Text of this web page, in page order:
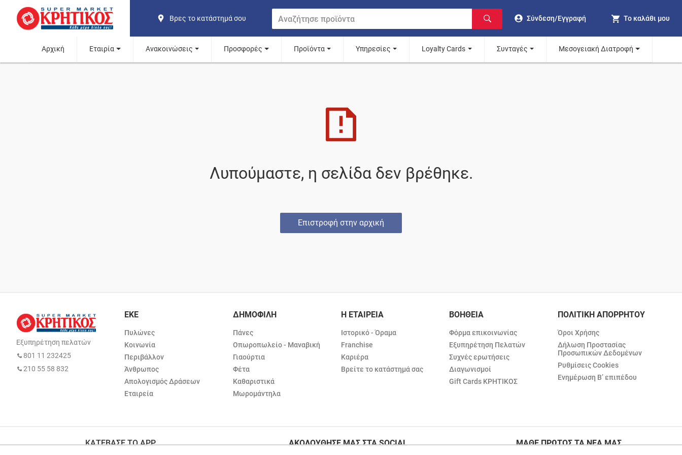
Βρες το κατάστημά σου Σύνδεση/Εγγραφή Το καλάθι μου
Αρχική Εταιρία Ανακοινώσεις Προσφορές Προϊόντα Υπηρεσίες Loyalty Cards Συνταγές Μεσογειακή Διατροφή
Λυπούμαστε, η σελίδα δεν βρέθηκε.
Επιστροφή στην αρχική
Εξυπηρέτηση πελατών
801 11 232425
210 55 58 832
ΕΚΕ
Πυλώνες
Κοινωνία
Περιβάλλον
Άνθρωπος
Απολογισμός Δράσεων
Εταιρεία
ΔΗΜΟΦΙΛΗ
Πάνες
Οπωροπωλείο - Μαναβική
Γιαούρτια
Φέτα
Καθαριστικά
Μωρομάντηλα
Η ΕΤΑΙΡΕΙΑ
Ιστορικό - Όραμα
Franchise
Καριέρα
Βρείτε το κατάστημά σας
ΒΟΗΘΕΙΑ
Φόρμα επικοινωνίας
Εξυπηρέτηση Πελατών
Συχνές ερωτήσεις
Διαγωνισμοί
Gift Cards ΚΡΗΤΙΚΟΣ
ΠΟΛΙΤΙΚΗ ΑΠΟΡΡΗΤΟΥ
Όροι Χρήσης
Δήλωση Προστασίας
Προσωπικών Δεδομένων
Ρυθμίσεις Cookies
Ενημέρωση Β’ επιπέδου
ΚΑΤΕΒΑΣΕ ΤΟ APP ΑΚΟΛΟΥΘΗΣΕ ΜΑΣ ΣΤΑ SOCIAL ΜΑΘΕ ΠΡΩΤΟΣ ΤΑ ΝΕΑ ΜΑΣ